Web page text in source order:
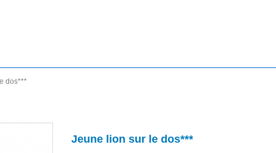
dos***
Jeune lion sur le dos***